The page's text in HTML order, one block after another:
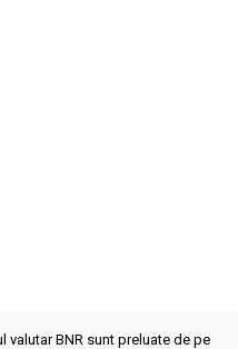
BNR sunt preluate de pe